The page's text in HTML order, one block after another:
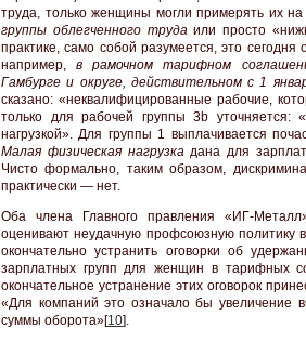
труда, только женщины могли примерять их
группы облегченного трудаили просто
практике, само собой разумеется, это сегодня
например,в рамочном тарифном
Гамбурге и округе, действительном с 1
сказано: «неквалифицированные рабочие,
только для рабочей группы 3b уточняется:
нагрузкой». Для группы 1 выплачивается
Малая физическая нагрузкадана для
Чисто формально, таким образом,
практически — нет.
Оба члена Главного правления «ИГ-
оценивают неудачную профсоюзную
окончательно устранить оговорки об
зарплатных групп для женщин в тарифных
окончательное устранение этих оговорок
«Для компаний это означало бы увеличение
суммы оборота»[10].